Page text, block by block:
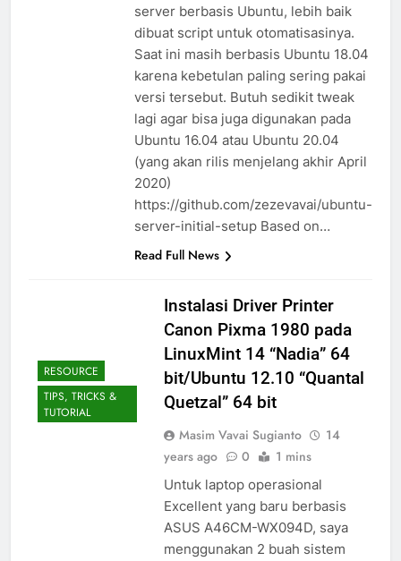
server berbasis Ubuntu, lebih baik
dibuat script untuk otomatisasinya.
Saat ini masih berbasis Ubuntu 18.04
karena kebetulan paling sering pakai
versi tersebut. Butuh sedikit tweak
lagi agar bisa juga digunakan pada
Ubuntu 16.04 atau Ubuntu 20.04
(yang akan rilis menjelang akhir April
2020)
https://github.com/zezevavai/ubuntu-
server-initial-setup Based on…
Read Full News
RESOURCE
TIPS, TRICKS &
TUTORIAL
Instalasi Driver Printer
Canon Pixma 1980 pada
LinuxMint 14 “Nadia” 64
bit/Ubuntu 12.10 “Quantal
Quetzal” 64 bit
Masim Vavai Sugianto
14
years ago
0 1 mins
Untuk laptop operasional
Excellent yang baru berbasis
ASUS A46CM-WX094D, saya
menggunakan 2 buah sistem